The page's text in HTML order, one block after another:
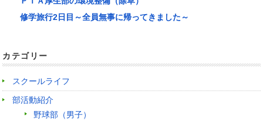
修学旅行2日目～全員無事に帰ってきました～
カテゴリー
スクールライフ
部活動紹介
野球部（男子）